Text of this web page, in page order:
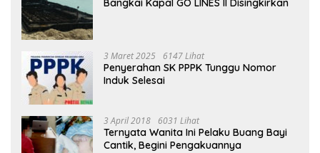
Bangkai Kapal GO LINES II Disingkirkan
3 Maret 2025 6147 Lihat
Penyerahan SK PPPK Tunggu Nomor
Induk Selesai
3 April 2018 6031 Lihat
Ternyata Wanita Ini Pelaku Buang Bayi
Cantik, Begini Pengakuannya